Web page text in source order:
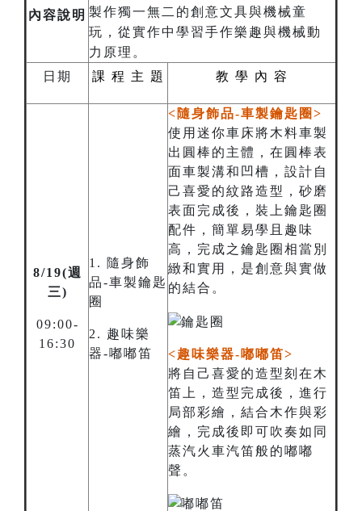
內容說明 製作獨一無二的創意文具與機械童
玩，從實作中學習手作樂趣與機械動
力原理。
日期
課 程 主 題 教 學 內 容
8/19(週
三)
09:00-
16:30
1. 隨身飾
品-車製鑰匙
圈
2. 趣味樂
器-嘟嘟笛
<隨身飾品-車製鑰匙圈>
使用迷你車床將木料車製
出圓棒的主體，在圓棒表
面車製溝和凹槽，設計自
己喜愛的紋路造型，砂磨
表面完成後，裝上鑰匙圈
配件，簡單易學且趣味
高，完成之鑰匙圈相當別
緻和實用，是創意與實做
的結合。
<趣味樂器-嘟嘟笛>
將自己喜愛的造型刻在木
笛上，造型完成後，進行
局部彩繪，結合木作與彩
繪，完成後即可吹奏如同
蒸汽火車汽笛般的嘟嘟
聲。